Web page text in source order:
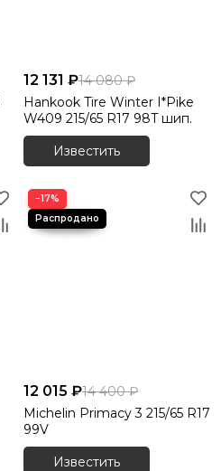
12 131 ₽14 080 ₽
Hankook Tire Winter I*Pike
W409 215/65 R17 98T шип.
Известить
−17%
12 015 ₽14 400 ₽
Michelin Primacy 3 215/65 R17
99V
Известить